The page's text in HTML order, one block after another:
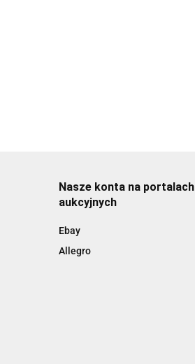
Nasze konta na portalach
aukcyjnych
Ebay
Allegro